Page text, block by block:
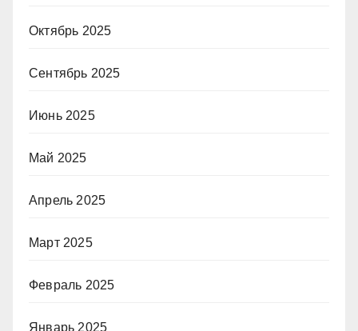
Октябрь 2025
Сентябрь 2025
Июнь 2025
Май 2025
Апрель 2025
Март 2025
Февраль 2025
Январь 2025